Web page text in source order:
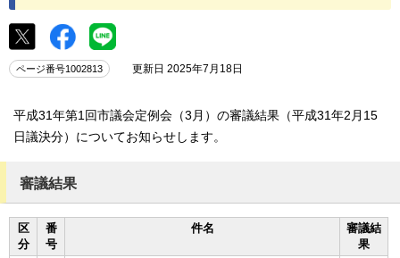
ページ番号1002813 更新日 2025年7月18日
平成31年第1回市議会定例会（3月）の審議結果（平成31年2月15
日議決分）についてお知らせします。
審議結果
区
分
番
号
件名
審議結
果